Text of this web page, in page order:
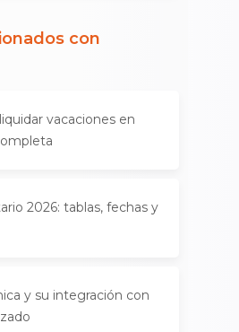
con
vacaciones en
2026: tablas, fechas y
y su integración con